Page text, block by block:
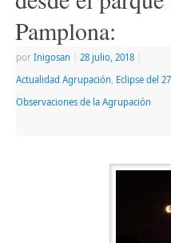
Pamplona:
por Inigosan 28 julio, 2018
Actualidad Agrupación Eclipse del
Observaciones de la Agrupación